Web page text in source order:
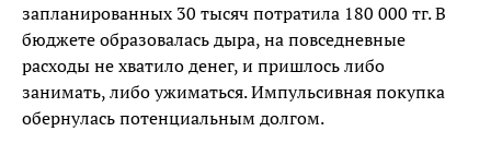
запланированных 30 тысяч потратила 180 000 тг. В
бюджете образовалась дыра, на повседневные
расходы не хватило денег, и пришлось либо
занимать, либо ужиматься. Импульсивная покупка
обернулась потенциальным долгом.